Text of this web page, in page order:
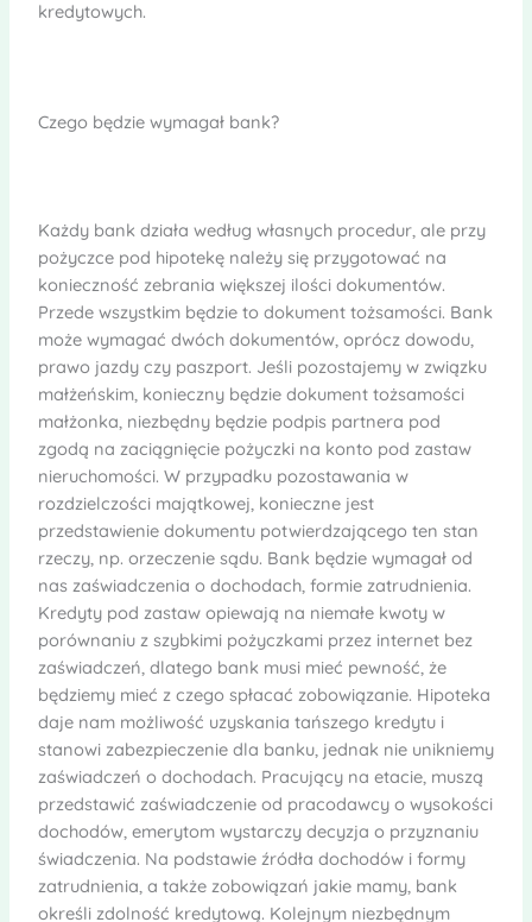
kredytowych.
Czego będzie wymagał bank?
Każdy bank działa według własnych procedur, ale przy
pożyczce pod hipotekę należy się przygotować na
konieczność zebrania większej ilości dokumentów.
Przede wszystkim będzie to dokument tożsamości. Bank
może wymagać dwóch dokumentów, oprócz dowodu,
prawo jazdy czy paszport. Jeśli pozostajemy w związku
małżeńskim, konieczny będzie dokument tożsamości
małżonka, niezbędny będzie podpis partnera pod
zgodą na zaciągnięcie pożyczki na konto pod zastaw
nieruchomości. W przypadku pozostawania w
rozdzielczości majątkowej, konieczne jest
przedstawienie dokumentu potwierdzającego ten stan
rzeczy, np. orzeczenie sądu. Bank będzie wymagał od
nas zaświadczenia o dochodach, formie zatrudnienia.
Kredyty pod zastaw opiewają na niemałe kwoty w
porównaniu z szybkimi pożyczkami przez internet bez
zaświadczeń, dlatego bank musi mieć pewność, że
będziemy mieć z czego spłacać zobowiązanie. Hipoteka
daje nam możliwość uzyskania tańszego kredytu i
stanowi zabezpieczenie dla banku, jednak nie unikniemy
zaświadczeń o dochodach. Pracujący na etacie, muszą
przedstawić zaświadczenie od pracodawcy o wysokości
dochodów, emerytom wystarczy decyzja o przyznaniu
świadczenia. Na podstawie źródła dochodów i formy
zatrudnienia, a także zobowiązań jakie mamy, bank
określi zdolność kredytową. Kolejnym niezbędnym